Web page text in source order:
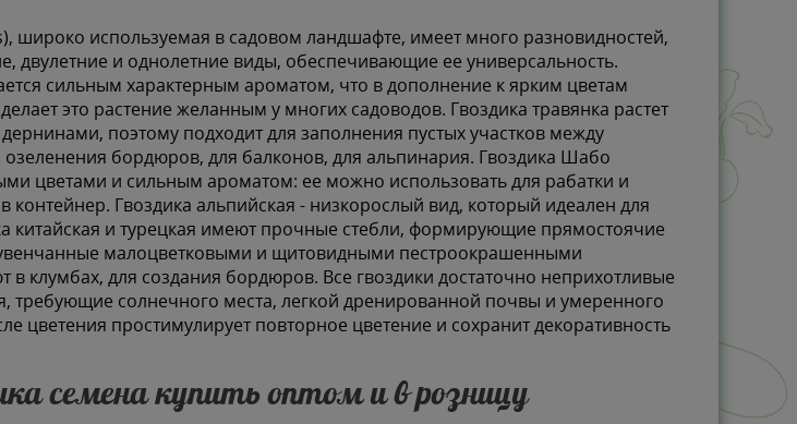
широко используемая в садовом ландшафте, имеет много разновидностей,
двулетние и однолетние виды, обеспечивающие ее универсальность.
сильным характерным ароматом, что в дополнение к ярким цветам
это растение желанным у многих садоводов. Гвоздика травянка растет
поэтому подходит для заполнения пустых участков между
бордюров, для балконов, для альпинария. Гвоздика Шабо
цветами и сильным ароматом: ее можно использовать для рабатки и
контейнер. Гвоздика альпийская - низкорослый вид, который идеален для
китайская и турецкая имеют прочные стебли, формирующие прямостоячие
увенчанные малоцветковыми и щитовидными пестроокрашенными
в клумбах, для создания бордюров. Все гвоздики достаточно неприхотливые
требующие солнечного места, легкой дренированной почвы и умеренного
цветения простимулирует повторное цветение и сохранит декоративность
семена купить оптом и в розницу